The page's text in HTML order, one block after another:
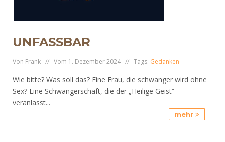
UNFASSBAR
Von Frank // Vom 1. Dezember 2024 // Tags: Gedanken
Wie bitte? Was soll das? Eine Frau, die schwanger wird ohne
Sex? Eine Schwangerschaft, die der „Heilige Geist“
veranlasst...
mehr